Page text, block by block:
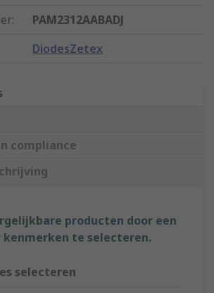
:
PAM2312AABADJ
DiodesZetex
compliance
producten door een
kenmerken te selecteren.
selecteren